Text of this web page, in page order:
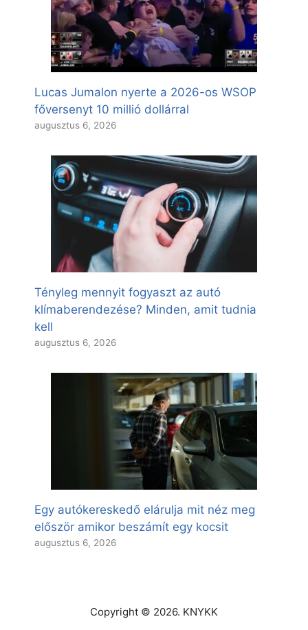
Lucas Jumalon nyerte a 2026-os WSOP
főversenyt 10 millió dollárral
augusztus 6, 2026
Tényleg mennyit fogyaszt az autó
klímaberendezése? Minden, amit tudnia
kell
augusztus 6, 2026
Egy autókereskedő elárulja mit néz meg
először amikor beszámít egy kocsit
augusztus 6, 2026
Copyright © 2026. KNYKK